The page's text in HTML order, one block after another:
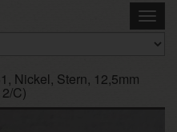
Nickel, Stern, 12,5mm
C)